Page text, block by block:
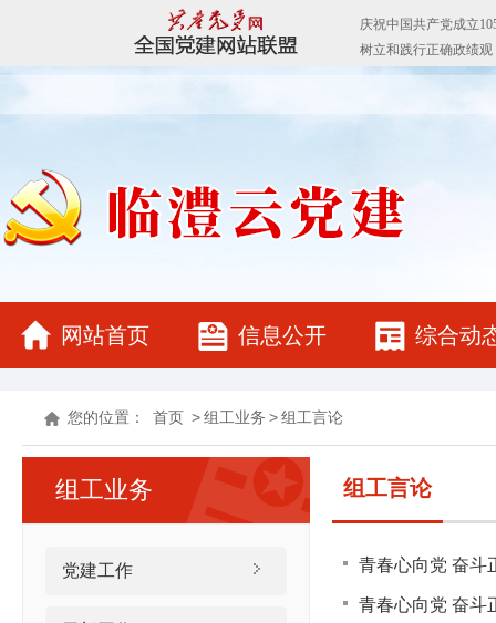
网站首页 信息公开 综合动
您的位置： 首页 >组工业务 >组工言论
组工业务
党建工作
组工言论
青春心向党 奋斗
青春心向党 奋斗